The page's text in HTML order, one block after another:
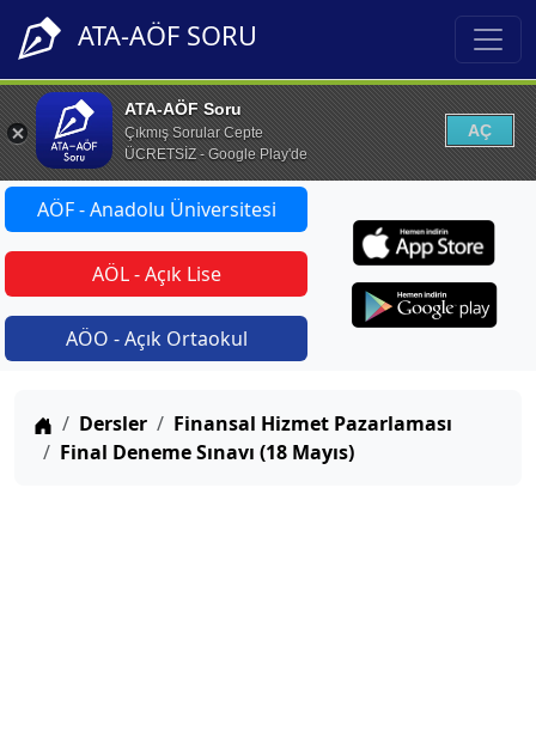
ATA-AÖF SORU
ATA-AÖF Soru
Çıkmış Sorular Cepte
ÜCRETSİZ - Google Play'de
AÇ
AÖF - Anadolu Üniversitesi
AÖL - Açık Lise
AÖO - Açık Ortaokul
Anasayfa
Dersler
Finansal Hizmet Pazarlaması
Final Deneme Sınavı (18 Mayıs)